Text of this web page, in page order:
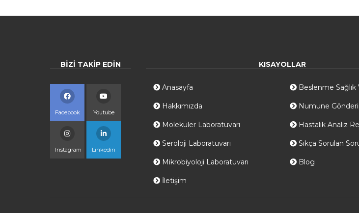
BIZI TAKIP EDIN
Facebook Youtube
Instagram Linkedin
KISAYOLLAR
Anasayfa
Hakkımızda
Moleküler Laboratuvarı
Seroloji Laboratuvarı
Mikrobiyoloji Laboratuvarı
İletişim
Beslenme Sağlık
Numune
Hastalık Analiz
Sıkça Sorulan
Blog